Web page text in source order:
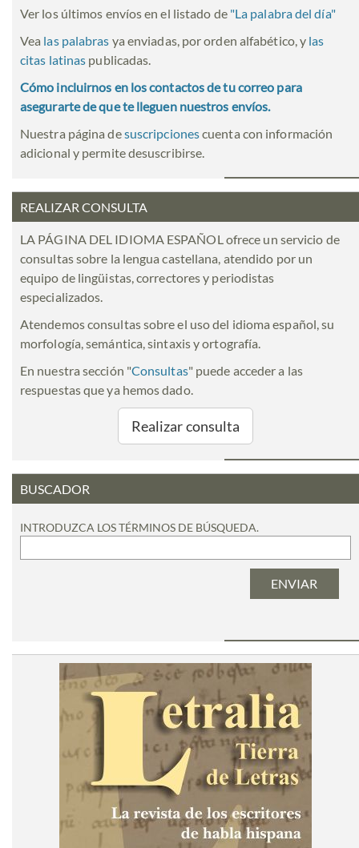
Ver los últimos envíos en el listado de "La palabra del día"
Vea las palabras ya enviadas, por orden alfabético, y las
citas latinas publicadas.
Cómo incluirnos en los contactos de tu correo para
asegurarte de que te lleguen nuestros envíos.
Nuestra página desuscripcionescuenta con información
adicional y permite desuscribirse.
REALIZAR CONSULTA
LA PÁGINA DEL IDIOMA ESPAÑOL ofrece un servicio de
consultas sobre la lengua castellana, atendido por un
equipo de lingüistas, correctores y periodistas
especializados.
Atendemos consultas sobre el uso del idioma español, su
morfología, semántica, sintaxis y ortografía.
En nuestra sección "Consultas" puede acceder a las
respuestas que ya hemos dado.
Realizar consulta
BUSCADOR
INTRODUZCA LOS TÉRMINOS DE BÚSQUEDA.